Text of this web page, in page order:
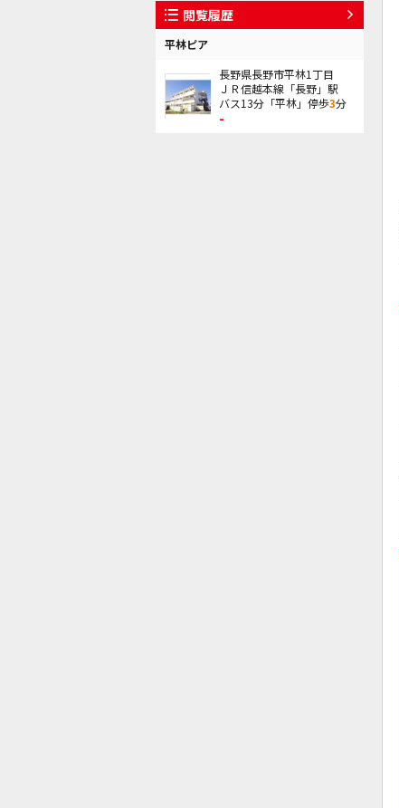
閲覧履歴
平林ピア
長野県長野市平林1丁目
ＪＲ信越本線「長野」駅
バス13分「平林」停歩3分
-